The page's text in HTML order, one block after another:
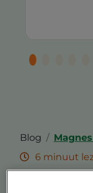
Blog
6 minuut